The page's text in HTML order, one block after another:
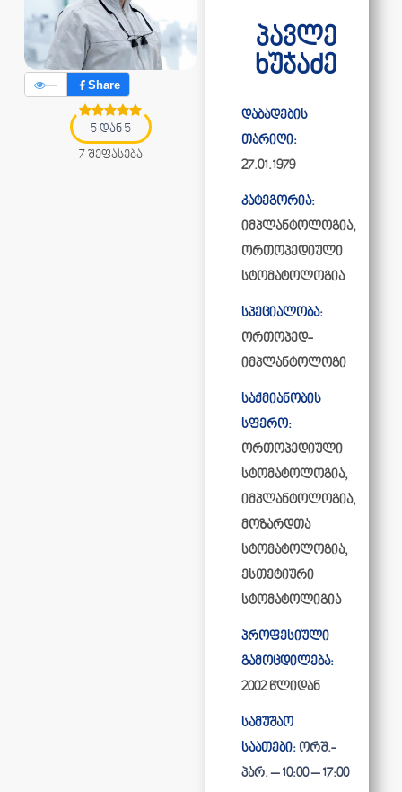
— Share
5 დან 5
7 შეფასება
პავლე
ხუჯაძე
დაბადების
თარიღი:
27.01.1979
კატეგორია:
იმპლანტოლოგია,
ორთოპედიული
სტომატოლოგია
სპეციალობა:
ორთოპედ-
იმპლანტოლოგი
საქმიანობის
სფერო:
ორთოპედიული
სტომატოლოგია,
იმპლანტოლოგია,
მოზარდთა
სტომატოლოგია,
ესთეტიური
სტომატოლიგია
პროფესიული
გამოცდილება:
2002 წლიდან
სამუშაო
საათები: ორშ.-
პარ. – 10:00 – 17:00